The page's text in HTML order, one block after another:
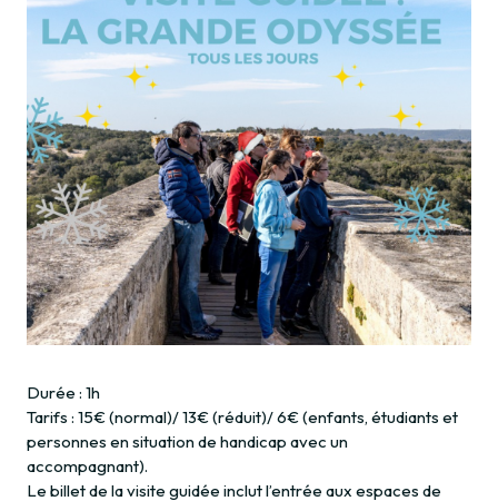
Durée : 1h
Tarifs : 15€ (normal)/ 13€ (réduit)/ 6€ (enfants, étudiants et
personnes en situation de handicap avec un
accompagnant).
Le billet de la visite guidée inclut l’entrée aux espaces de